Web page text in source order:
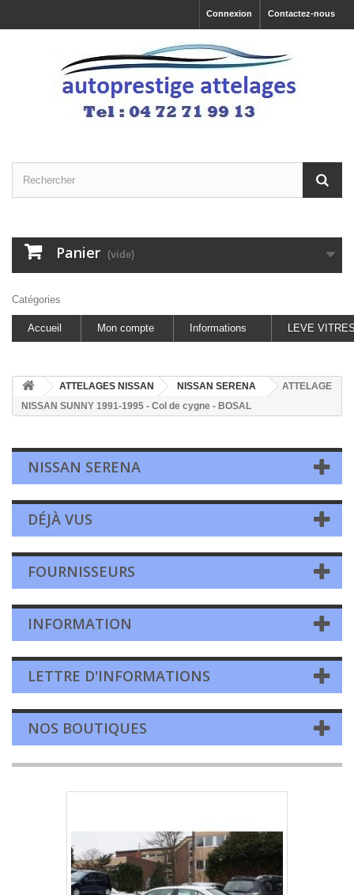
Contactez-nous
Connexion
Panier (vide)
Catégories
Accueil Mon compte Informations LEVE
ATTELAGES NISSAN NISSAN SERENA
ATTELAGE
NISSAN SUNNY 1991-1995 - Col de cygne - BOSAL
NISSAN SERENA
DÉJÀ VUS
FOURNISSEURS
INFORMATION
LETTRE D'INFORMATIONS
NOS BOUTIQUES